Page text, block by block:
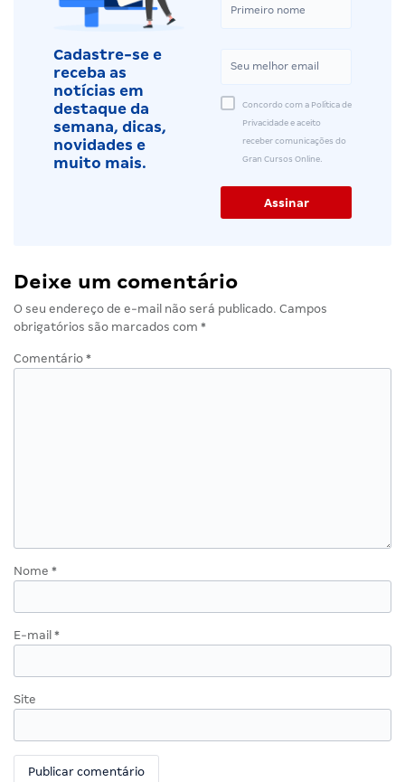
Cadastre-se e
receba as
notícias em
destaque da
semana, dicas,
novidades e
muito mais.
Concordo com a Política de
Privacidade e aceito
receber comunicações do
Gran Cursos Online.
Deixe um comentário
O seu endereço de e-mail não será publicado. Campos
obrigatórios são marcados com *
Comentário *
Nome *
E-mail *
Site